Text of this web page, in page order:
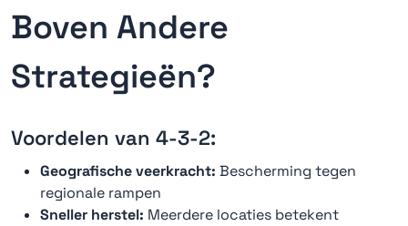
Boven Andere
Strategieën?
Voordelen van 4-3-2:
Geografische veerkracht: Bescherming tegen
regionale rampen
Sneller herstel: Meerdere locaties betekent